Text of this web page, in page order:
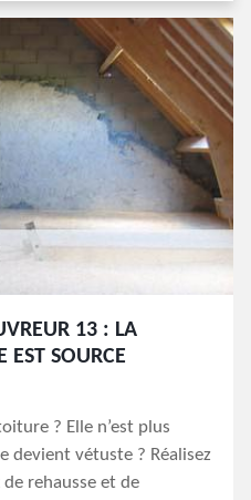
13 : LA
EST SOURCE
? Elle n’est plus
devient vétuste ? Réalisez
rehausse et de